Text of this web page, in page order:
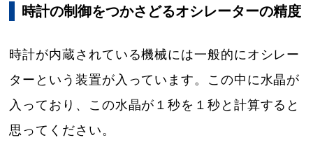
時計の制御をつかさどるオシレーターの精度
時計が内蔵されている機械には一般的にオシレー
ターという装置が入っています。この中に水晶が
入っており、この水晶が１秒を１秒と計算すると
思ってください。